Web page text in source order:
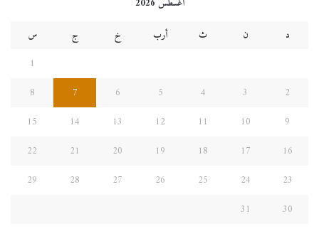
د
ن ث أرب خ ج
س
1
2
3
4
5
6
7
8
9
10
11
12
13
14
15
16
17
18
19
20
21
22
23
24
25
26
27
28
29
30
31